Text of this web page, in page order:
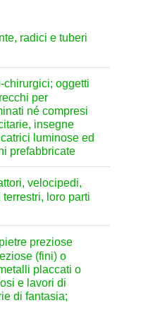
radici e tuberi
chirurgici; oggetti
per
né compresi
insegne
luminose ed
prefabbricate
velocipedi,
loro parti
preziose
(fini) o
placcati o
e lavori di
di fantasia;